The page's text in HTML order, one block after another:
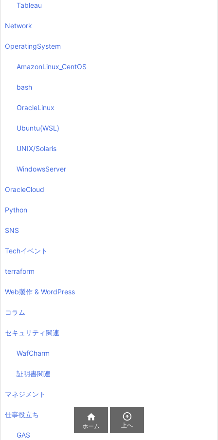
Tableau
Network
OperatingSystem
AmazonLinux_CentOS
bash
OracleLinux
Ubuntu(WSL)
UNIX/Solaris
WindowsServer
OracleCloud
Python
SNS
Techイベント
terraform
Web製作 & WordPress
コラム
セキュリティ関連
WafCharm
証明書関連
マネジメント
仕事役立ち
GAS

ホーム

上へ